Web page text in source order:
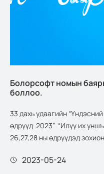
Болорсофт номын
боллоо.
33 дахь удаагийн
өдрүүд-2023” “Илүү их
26,27,28 ны өдрүүдэд
2023-05-24